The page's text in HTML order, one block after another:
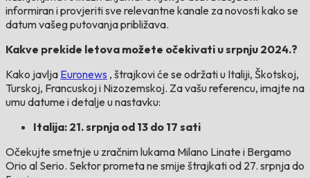
informiran i provjeriti sve relevantne kanale za novosti kako se
datum vašeg putovanja približava.
Kakve prekide letova možete očekivati ​​u srpnju 2024.?
Kako javlja Euronews , štrajkovi će se održati u Italiji, Škotskoj,
Turskoj, Francuskoj i Nizozemskoj. Za vašu referencu, imajte na
umu datume i detalje u nastavku:
Italija: 21. srpnja od 13 do 17 sati
Očekujte smetnje u zračnim lukama Milano Linate i Bergamo
Orio al Serio. Sektor prometa ne smije štrajkati od 27. srpnja do